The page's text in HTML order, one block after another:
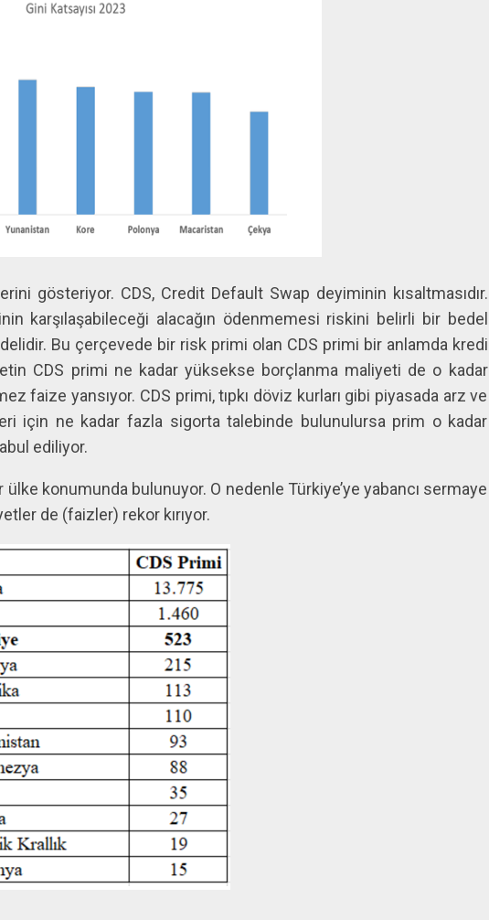
gösteriyor. CDS, Credit Default Swap deyiminin kısaltmasıdır.
karşılaşabileceği alacağın ödenmemesi riskini belirli bir bedel
Bu çerçevede bir risk primi olan CDS primi bir anlamda kredi
CDS primi ne kadar yüksekse borçlanma maliyeti de o kadar
faize yansıyor. CDS primi, tıpkı döviz kurları gibi piyasada arz ve
için ne kadar fazla sigorta talebinde bulunulursa prim o kadar
ediliyor.
ülke konumunda bulunuyor. O nedenle Türkiye’ye yabancı sermaye
de (faizler) rekor kırıyor.